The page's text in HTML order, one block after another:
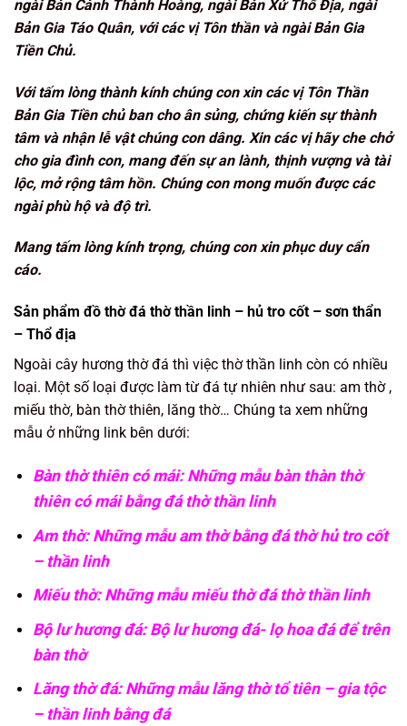
ngài Bản Cảnh Thành Hoàng, ngài Bản Xứ Thổ Địa, ngài
Bản Gia Táo Quân, với các vị Tôn thần và ngài Bản Gia
Tiền Chủ.
Với tấm lòng thành kính chúng con xin các vị Tôn Thần
Bản Gia Tiền chủ ban cho ân sủng, chứng kiến sự thành
tâm và nhận lễ vật chúng con dâng. Xin các vị hãy che chở
cho gia đình con, mang đến sự an lành, thịnh vượng và tài
lộc, mở rộng tâm hồn. Chúng con mong muốn được các
ngài phù hộ và độ trì.
Mang tấm lòng kính trọng, chúng con xin phục duy cẩn
cáo.
Sản phẩm đồ thờ đá thờ thần linh – hủ tro cốt – sơn thẩn
– Thổ địa
Ngoài cây hương thờ đá thì việc thờ thần linh còn có nhiều
loại. Một số loại được làm từ đá tự nhiên như sau: am thờ ,
miếu thờ, bàn thờ thiên, lăng thờ… Chúng ta xem những
mẫu ở những link bên dưới:
Bàn thờ thiên có mái: Những mẫu bàn thàn thờ
thiên có mái bằng đá thờ thần linh
Am thờ: Những mẫu am thờ bằng đá thờ hủ tro cốt
– thần linh
Miếu thờ: Những mẫu miếu thờ đá thờ thần linh
Bộ lư hương đá: Bộ lư hương đá- lọ hoa đá để trên
bàn thờ
Lăng thờ đá:Những mẫu lăng thờ tổ tiên – gia tộc
– thần linh bằng đá